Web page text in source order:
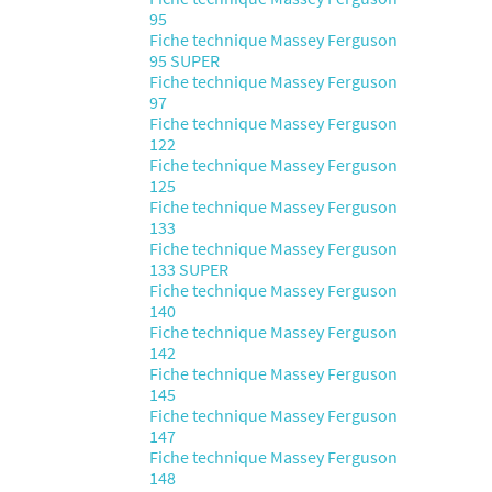
95
Fiche technique Massey Ferguson
95 SUPER
Fiche technique Massey Ferguson
97
Fiche technique Massey Ferguson
122
Fiche technique Massey Ferguson
125
Fiche technique Massey Ferguson
133
Fiche technique Massey Ferguson
133 SUPER
Fiche technique Massey Ferguson
140
Fiche technique Massey Ferguson
142
Fiche technique Massey Ferguson
145
Fiche technique Massey Ferguson
147
Fiche technique Massey Ferguson
148